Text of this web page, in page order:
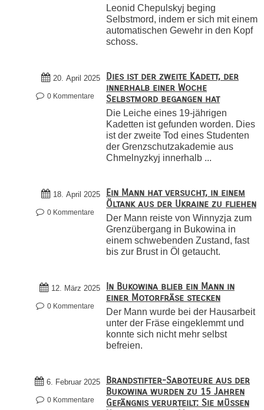
Leonid Chepulskyj beging
Selbstmord, indem er sich mit einem
automatischen Gewehr in den Kopf
schoss.
20. April 2025
0 Kommentare
Dies ist der zweite Kadett, der
innerhalb einer Woche
Selbstmord begangen hat
Die Leiche eines 19-jährigen
Kadetten ist gefunden worden. Dies
ist der zweite Tod eines Studenten
der Grenzschutzakademie aus
Chmelnyzkyj innerhalb ...
18. April 2025
0 Kommentare
Ein Mann hat versucht, in einem
Öltank aus der Ukraine zu fliehen
Der Mann reiste von Winnyzja zum
Grenzübergang in Bukowina in
einem schwebenden Zustand, fast
bis zur Brust in Öl getaucht.
12. März 2025
0 Kommentare
In Bukowina blieb ein Mann in
einer Motorfräse stecken
Der Mann wurde bei der Hausarbeit
unter der Fräse eingeklemmt und
konnte sich nicht mehr selbst
befreien.
6. Februar 2025
0 Kommentare
Brandstifter-Saboteure aus der
Bukowina wurden zu 15 Jahren
Gefängnis verurteilt: Sie müssen